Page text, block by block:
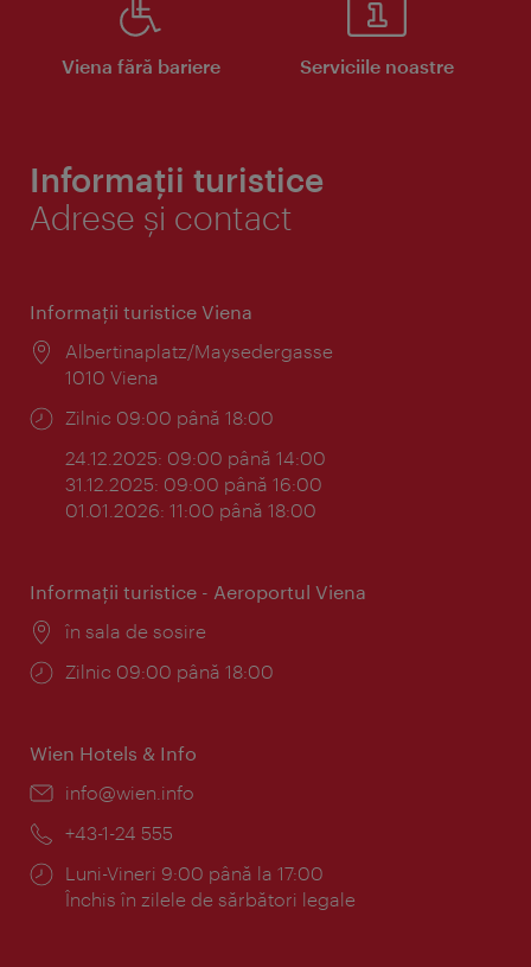
Viena fără bariere Serviciile noastre
Informații turistice
Adrese și contact
Informaţii turistice Viena
Locul:
Albertinaplatz/Maysedergasse
1010 Viena
Program:
Zilnic 09:00 până 18:00
24.12.2025: 09:00 până 14:00
31.12.2025: 09:00 până 16:00
01.01.2026: 11:00 până 18:00
Informaţii turistice - Aeroportul Viena
Locul:
în sala de sosire
Program:
Zilnic 09:00 până 18:00
Wien Hotels & Info
E-
info@wien.info
Telefon:
+43-1-24 555
Program:
Luni-Vineri 9:00 până la 17:00
Închis în zilele de sărbători legale